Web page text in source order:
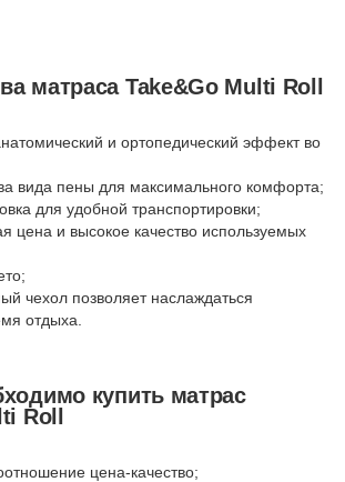
матраса Take&Go Multi Roll
и ортопедический эффект во
вида пены для максимального комфорта;
для удобной транспортировки;
цена и высокое качество используемых
чехол позволяет наслаждаться
отдыха.
купить матрас
Roll
цена-качество;